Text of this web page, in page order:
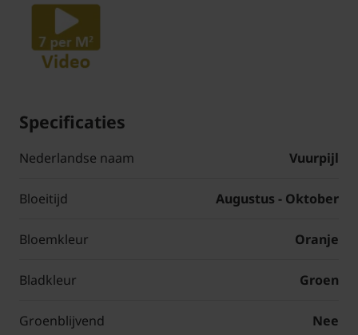
Specificaties
Nederlandse naam Vuurpijl
Bloeitijd Augustus - Oktober
Bloemkleur Oranje
Bladkleur Groen
Groenblijvend Nee